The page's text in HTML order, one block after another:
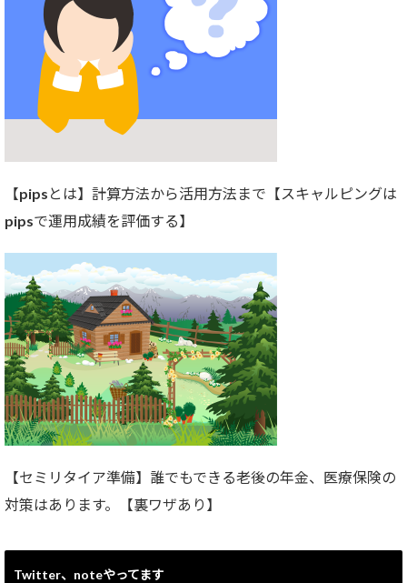
【pipsとは】計算方法から活用方法まで【スキャルピングは
pipsで運用成績を評価する】
【セミリタイア準備】誰でもできる老後の年金、医療保険の
対策はあります。【裏ワザあり】
Twitter、noteやってます